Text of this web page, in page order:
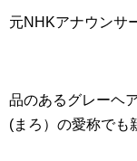
元NHKアナウンサ
品のあるグレーヘ
(まろ）の愛称でも